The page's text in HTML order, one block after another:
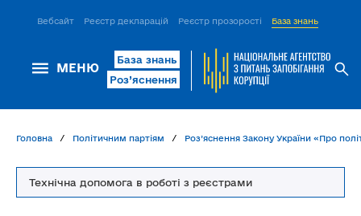
Вебсайт Реєстр декларацій Реєстр прозорості База знань
МЕНЮ
База знань
Роз’яснення
Головна Політичним партіям Роз’яснення Закону України «Про
Технічна допомога в роботі з реєстрами